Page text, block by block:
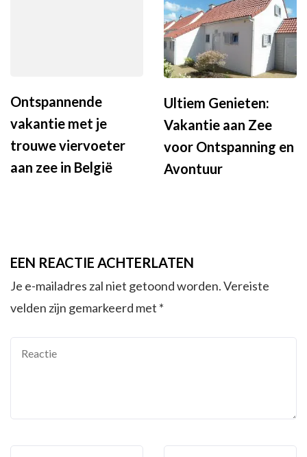
Ontspannende
vakantie met je
trouwe viervoeter
aan zee in België
Ultiem Genieten:
Vakantie aan Zee
voor Ontspanning en
Avontuur
EEN REACTIE ACHTERLATEN
Je e-mailadres zal niet getoond worden.Vereiste
velden zijn gemarkeerd met *